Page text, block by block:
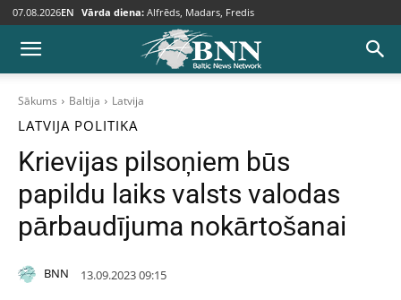
07.08.2026EN Vārda diena: Alfrēds, Madars, Fredis
Sākums Baltija Latvija
LATVIJA POLITIKA
Krievijas pilsoņiem būs
papildu laiks valsts valodas
pārbaudījuma nokārtošanai
BNN 13.09.2023 09:15